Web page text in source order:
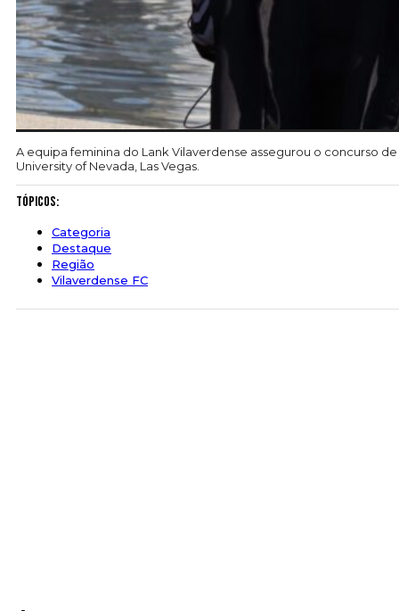
A equipa feminina do Lank Vilaverdense assegurou o concurso
University of Nevada, Las Vegas.
Tópicos:
Categoria
Destaque
Região
Vilaverdense FC